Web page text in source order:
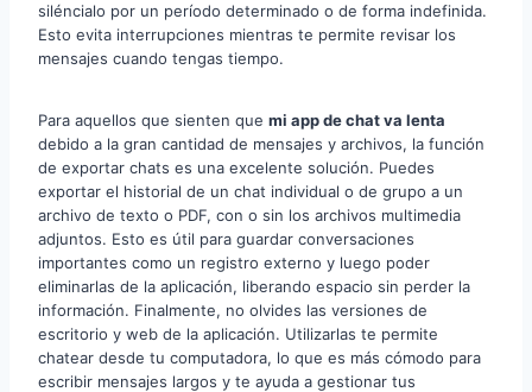
siléncialo por un período determinado o de forma indefinida.
Esto evita interrupciones mientras te permite revisar los
mensajes cuando tengas tiempo.
Para aquellos que sienten que mi app de chat va lenta
debido a la gran cantidad de mensajes y archivos, la función
de exportar chats es una excelente solución. Puedes
exportar el historial de un chat individual o de grupo a un
archivo de texto o PDF, con o sin los archivos multimedia
adjuntos. Esto es útil para guardar conversaciones
importantes como un registro externo y luego poder
eliminarlas de la aplicación, liberando espacio sin perder la
información. Finalmente, no olvides las versiones de
escritorio y web de la aplicación. Utilizarlas te permite
chatear desde tu computadora, lo que es más cómodo para
escribir mensajes largos y te ayuda a gestionar tus